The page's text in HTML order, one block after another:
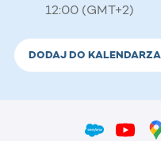
12:00 (GMT+2)
DODAJ DO KALENDARZA